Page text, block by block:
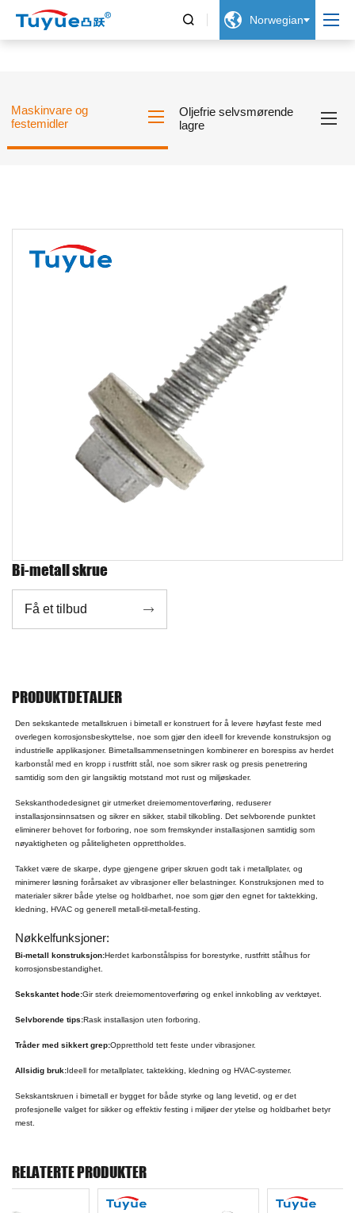
  Norwegian
Maskinvare og
festemidler
Oljefrie selvsmørende
lagre
Bi-metall skrue
Få et tilbud 
PRODUKTDETALJER
Den sekskantede metallskruen i bimetall er konstruert for å levere høyfast feste med
overlegen korrosjonsbeskyttelse, noe som gjør den ideell for krevende konstruksjon og
industrielle applikasjoner. Bimetallsammensetningen kombinerer en borespiss av herdet
karbonstål med en kropp i rustfritt stål, noe som sikrer rask og presis penetrering
samtidig som den gir langsiktig motstand mot rust og miljøskader.
Sekskanthodedesignet gir utmerket dreiemomentoverføring, reduserer
installasjonsinnsatsen og sikrer en sikker, stabil tilkobling. Det selvborende punktet
eliminerer behovet for forboring, noe som fremskynder installasjonen samtidig som
nøyaktigheten og påliteligheten opprettholdes.
Takket være de skarpe, dype gjengene griper skruen godt tak i metallplater, og
minimerer løsning forårsaket av vibrasjoner eller belastninger. Konstruksjonen med to
materialer sikrer både ytelse og holdbarhet, noe som gjør den egnet for taktekking,
kledning, HVAC og generell metall-til-metall-festing.
Nøkkelfunksjoner:
Bi-metall konstruksjon:Herdet karbonstålspiss for borestyrke, rustfritt stålhus for
korrosjonsbestandighet.
Sekskantet hode:Gir sterk dreiemomentoverføring og enkel innkobling av verktøyet.
Selvborende tips:Rask installasjon uten forboring.
Tråder med sikkert grep:Oppretthold tett feste under vibrasjoner.
Allsidig bruk:Ideell for metallplater, taktekking, kledning og HVAC-systemer.
Sekskantskruen i bimetall er bygget for både styrke og lang levetid, og er det
profesjonelle valget for sikker og effektiv festing i miljøer der ytelse og holdbarhet betyr
mest.
RELATERTE PRODUKTER